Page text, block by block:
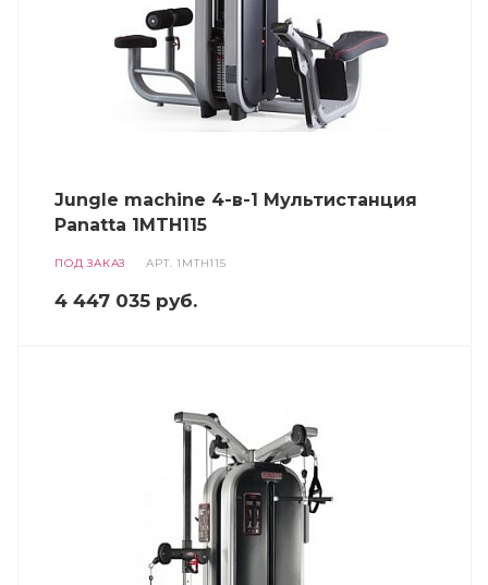
Jungle machine 4-в-1 Мультистанция
Panatta 1MTH115
ПОД ЗАКАЗ АРТ.1MTH115
4 447 035 руб.